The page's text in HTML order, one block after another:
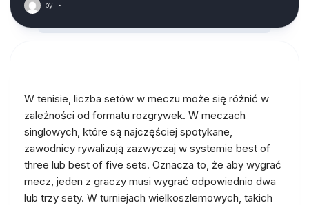
by ·
W tenisie, liczba setów w meczu może się różnić w
zależności od formatu rozgrywek. W meczach
singlowych, które są najczęściej spotykane,
zawodnicy rywalizują zazwyczaj w systemie best of
three lub best of five sets. Oznacza to, że aby wygrać
mecz, jeden z graczy musi wygrać odpowiednio dwa
lub trzy sety. W turniejach wielkoszlemowych, takich